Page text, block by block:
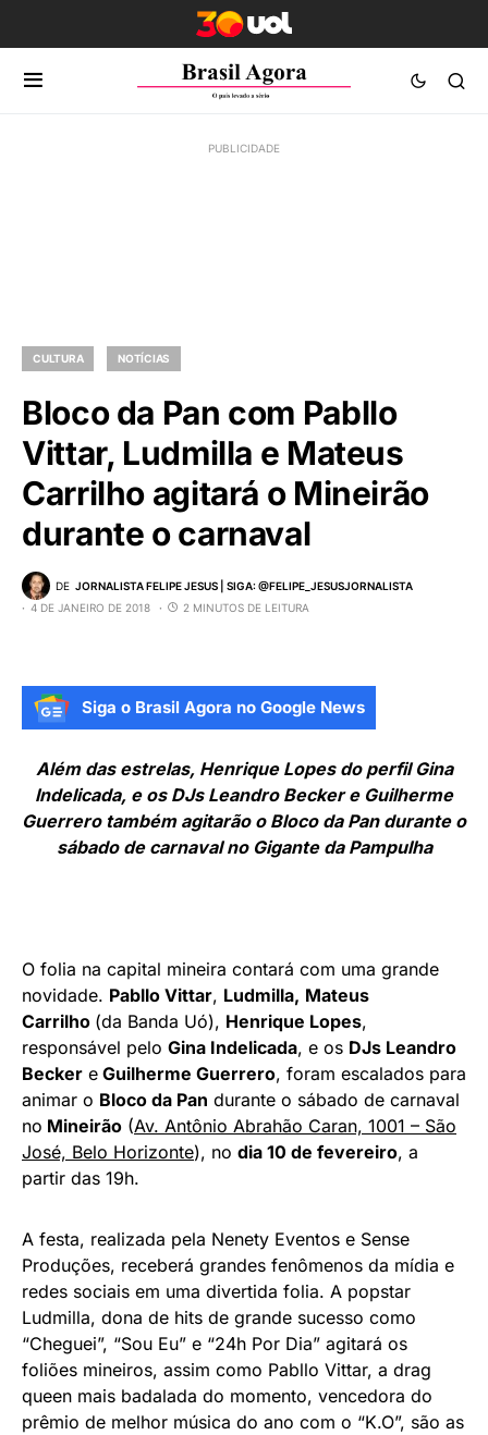
CULTURA NOTÍCIAS
Bloco da Pan com Pabllo
Vittar, Ludmilla e Mateus
Carrilho agitará o Mineirão
durante o carnaval
DE JORNALISTA FELIPE JESUS | SIGA: @FELIPE_JESUSJORNALISTA
4 DE JANEIRO DE 2018
2 MINUTOS DE LEITURA
Siga o Brasil Agora no Google News
Além das estrelas, Henrique Lopes do perfil Gina
Indelicada, e os DJs Leandro Becker e Guilherme
Guerrero também agitarão o Bloco da Pan durante o
sábado de carnaval no Gigante da Pampulha
O folia na capital mineira contará com uma grande
novidade. Pabllo Vittar, Ludmilla, Mateus
Carrilho (da Banda Uó), Henrique Lopes,
responsável pelo Gina Indelicada, e os DJs Leandro
Becker e Guilherme Guerrero, foram escalados para
animar o Bloco da Pan durante o sábado de carnaval
no Mineirão (Av. Antônio Abrahão Caran, 1001 – São
José, Belo Horizonte), no dia 10 de fevereiro, a
partir das 19h.
A festa, realizada pela Nenety Eventos e Sense
Produções, receberá grandes fenômenos da mídia e
redes sociais em uma divertida folia. A popstar
Ludmilla, dona de hits de grande sucesso como
“Cheguei”, “Sou Eu” e “24h Por Dia” agitará os
foliões mineiros, assim como Pabllo Vittar, a drag
queen mais badalada do momento, vencedora do
prêmio de melhor música do ano com o “K.O”, são as